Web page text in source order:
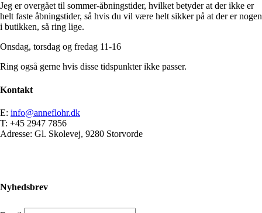
Jeg er overgået til sommer-åbningstider, hvilket betyder at der ikke er
helt faste åbningstider, så hvis du vil være helt sikker på at der er nogen
i butikken, så ring lige.
Onsdag, torsdag og fredag 11-16
Ring også gerne hvis disse tidspunkter ikke passer.
Kontakt
E: info@anneflohr.dk
T: +45 2947 7856
Adresse: Gl. Skolevej, 9280 Storvorde
Nyhedsbrev